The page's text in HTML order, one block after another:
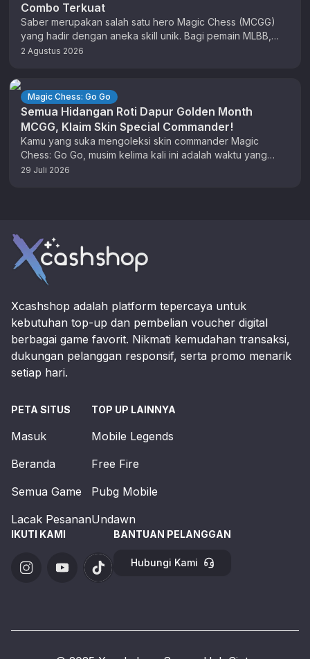
Combo Terkuat
Saber merupakan salah satu hero Magic Chess (MCGG)
yang hadir dengan aneka skill unik. Bagi pemain MLBB,
anda sudah tidak …
2 Agustus 2026
Magic Chess: Go Go
Semua Hidangan Roti Dapur Golden Month
MCGG, Klaim Skin Special Commander!
Kamu yang suka mengoleksi skin commander Magic
Chess: Go Go, musim kelima kali ini adalah waktu yang
tepat untuk berburu …
29 Juli 2026
Xcashshop adalah platform tepercaya untuk
kebutuhan top-up dan pembelian voucher digital
berbagai game favorit. Nikmati kemudahan transaksi,
dukungan pelanggan responsif, serta promo menarik
setiap hari.
PETA SITUS
Masuk
Beranda
Semua Game
Lacak Pesanan
TOP UP LAINNYA
Mobile Legends
Free Fire
Pubg Mobile
Undawn
IKUTI KAMI BANTUAN PELANGGAN
Hubungi Kami